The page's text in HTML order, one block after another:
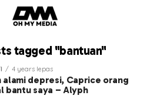
tagged "bantuan"
4 years lepas
alami depresi, Caprice orang
bantu saya – Alyph